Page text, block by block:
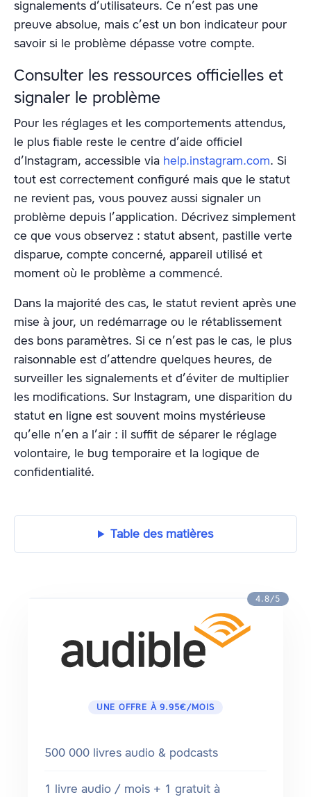
signalements d’utilisateurs. Ce n’est pas une
preuve absolue, mais c’est un bon indicateur pour
savoir si le problème dépasse votre compte.
Consulter les ressources officielles et
signaler le problème
Pour les réglages et les comportements attendus,
le plus fiable reste le centre d’aide officiel
d’Instagram, accessible via help.instagram.com. Si
tout est correctement configuré mais que le statut
ne revient pas, vous pouvez aussi signaler un
problème depuis l’application. Décrivez simplement
ce que vous observez : statut absent, pastille verte
disparue, compte concerné, appareil utilisé et
moment où le problème a commencé.
Dans la majorité des cas, le statut revient après une
mise à jour, un redémarrage ou le rétablissement
des bons paramètres. Si ce n’est pas le cas, le plus
raisonnable est d’attendre quelques heures, de
surveiller les signalements et d’éviter de multiplier
les modifications. Sur Instagram, une disparition du
statut en ligne est souvent moins mystérieuse
qu’elle n’en a l’air : il suffit de séparer le réglage
volontaire, le bug temporaire et la logique de
confidentialité.
Table des matières
4.8/5
UNE OFFRE À 9.95€/MOIS
500 000 livres audio & podcasts
1 livre audio / mois + 1 gratuit à